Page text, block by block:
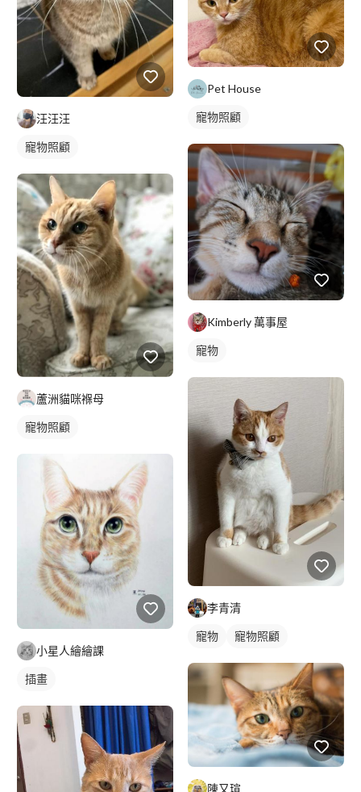
汪汪汪
寵物照顧
蘆洲貓咪褓母
寵物照顧
小星人繪繪課
插畫
Pet House
寵物照顧
Kimberly 萬事屋
寵物
李青清
寵物 寵物照顧
陳又瑄